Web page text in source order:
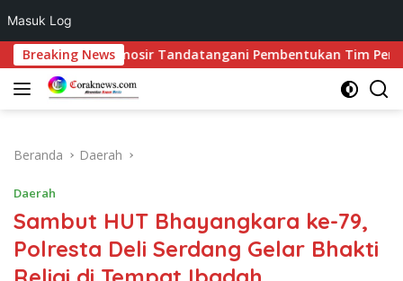
Masuk Log
Langsung
ke
konten
Breaking News
Samosir Tandatangani Pembentukan Tim Percepatan
Beranda Daerah
Daerah
Sambut HUT Bhayangkara ke-79,
Polresta Deli Serdang Gelar Bhakti